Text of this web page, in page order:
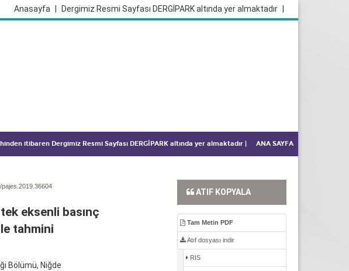
Dergimiz Resmi Sayfası DERGİPARK altında yer almaktadır
Anasayfa
itibaren Dergimiz Resmi Sayfası DERGİPARK altında yer almaktadır ANA SAYFA
pajes.2019.36604
eksenli basınç
tahmini
Bölümü, Niğde
ATIF KOPYALA
Tam Metin PDF
Atıf dosyası indir
RIS